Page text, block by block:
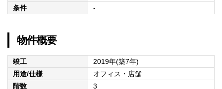
条件
-
物件概要
竣工
2019年(築7年)
用途/仕様
オフィス・店舗
階数
3